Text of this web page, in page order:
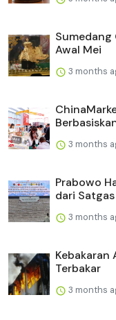
Sumedang
Awal Mei
3 months
3 months
Prabowo
dari Satgas
3 months
Kebakaran
Terbakar
3 months